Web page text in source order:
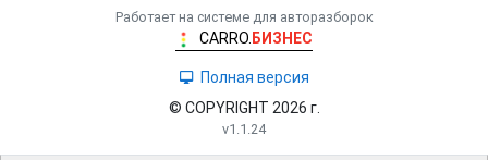
Работает на системе для авторазборок
CARRO. БИЗНЕС
Полная версия
© COPYRIGHT 2026 г.
v1.1.24